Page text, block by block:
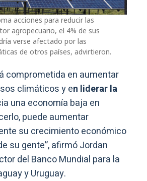
acciones para reducir las
agropecuario, el 4% de sus
verse afectado por las
de otros países, advirtieron.
comprometida en aumentar
climáticos y en liderar la
una economía baja en
puede aumentar
su crecimiento económico
su gente”, afirmó Jordan
del Banco Mundial para la
y Uruguay.